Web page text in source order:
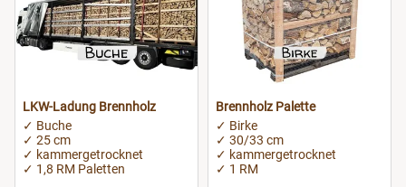
LKW-Ladung Brennholz
✓ Buche
✓ 25 cm
✓ kammergetrocknet
✓ 1,8 RM Paletten
Brennholz Palette
✓ Birke
✓ 30/33 cm
✓ kammergetrocknet
✓ 1 RM